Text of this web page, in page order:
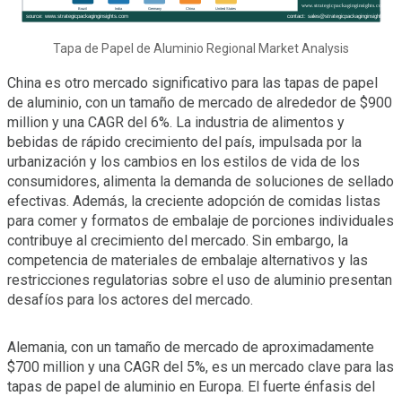
Tapa de Papel de Aluminio Regional Market Analysis
China es otro mercado significativo para las tapas de papel
de aluminio, con un tamaño de mercado de alrededor de $900
million y una CAGR del 6%. La industria de alimentos y
bebidas de rápido crecimiento del país, impulsada por la
urbanización y los cambios en los estilos de vida de los
consumidores, alimenta la demanda de soluciones de sellado
efectivas. Además, la creciente adopción de comidas listas
para comer y formatos de embalaje de porciones individuales
contribuye al crecimiento del mercado. Sin embargo, la
competencia de materiales de embalaje alternativos y las
restricciones regulatorias sobre el uso de aluminio presentan
desafíos para los actores del mercado.
Alemania, con un tamaño de mercado de aproximadamente
$700 million y una CAGR del 5%, es un mercado clave para las
tapas de papel de aluminio en Europa. El fuerte énfasis del